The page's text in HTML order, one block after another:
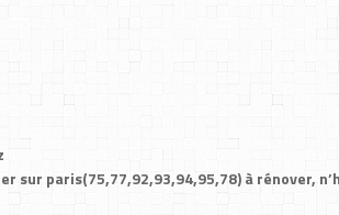
sur paris(75,77,92,93,94,95,78) à rénover,